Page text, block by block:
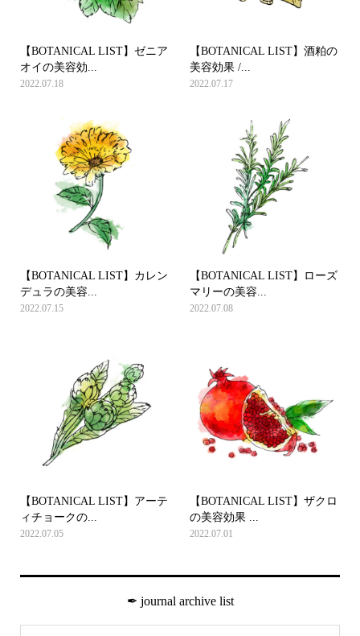
【BOTANICAL LIST】ゼニア
オイの美容効...
2022.07.18
【BOTANICAL LIST】酒粕の
美容効果 /...
2022.07.17
【BOTANICAL LIST】カレン
デュラの美容...
2022.07.15
【BOTANICAL LIST】ローズ
マリーの美容...
2022.07.08
【BOTANICAL LIST】アーテ
ィチョークの...
2022.07.05
【BOTANICAL LIST】ザクロ
の美容効果 ...
2022.07.01
✒︎ journal archive list